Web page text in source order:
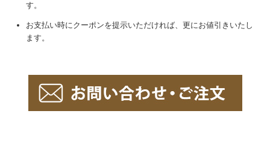
す。
お支払い時にクーポンを提示いただければ、更にお値引きいたし
ます。